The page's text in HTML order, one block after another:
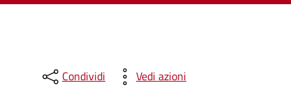
Condividi Vedi azioni